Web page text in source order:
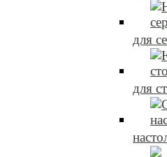
для
для